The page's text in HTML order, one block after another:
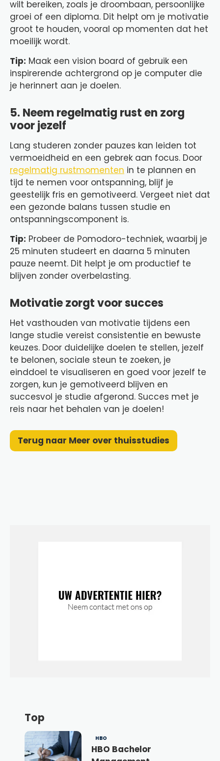
wilt bereiken, zoals je droombaan, persoonlijke
groei of een diploma. Dit helpt om je motivatie
groot te houden, vooral op momenten dat het
moeilijk wordt.
Tip: Maak een vision board of gebruik een
inspirerende achtergrond op je computer die
je herinnert aan je doelen.
5. Neem regelmatig rust en zorg
voor jezelf
Lang studeren zonder pauzes kan leiden tot
vermoeidheid en een gebrek aan focus. Door
regelmatig rustmomenten in te plannen en
tijd te nemen voor ontspanning, blijf je
geestelijk fris en gemotiveerd. Vergeet niet dat
een gezonde balans tussen studie en
ontspanningscomponent is.
Tip: Probeer de Pomodoro-techniek, waarbij je
25 minuten studeert en daarna 5 minuten
pauze neemt. Dit helpt je om productief te
blijven zonder overbelasting.
Motivatie zorgt voor succes
Het vasthouden van motivatie tijdens een
lange studie vereist consistentie en bewuste
keuzes. Door duidelijke doelen te stellen, jezelf
te belonen, sociale steun te zoeken, je
einddoel te visualiseren en goed voor jezelf te
zorgen, kun je gemotiveerd blijven en
succesvol je studie afgerond. Succes met je
reis naar het behalen van je doelen!
Terug naar Meer over thuisstudies
Top
HBO
HBO Bachelor